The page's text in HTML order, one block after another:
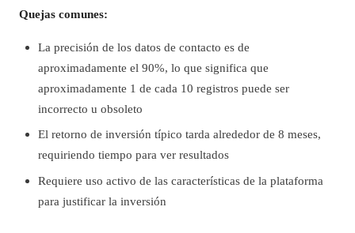
Quejas comunes:
La precisión de los datos de contacto es de
aproximadamente el 90%, lo que significa que
aproximadamente 1 de cada 10 registros puede ser
incorrecto u obsoleto
El retorno de inversión típico tarda alrededor de 8 meses,
requiriendo tiempo para ver resultados
Requiere uso activo de las características de la plataforma
para justificar la inversión